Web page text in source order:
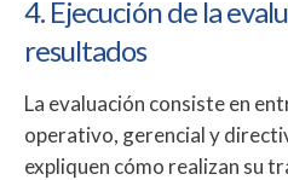
4. Ejecución de la
resultados
La evaluación consiste en
operativo, gerencial y
expliquen cómo realizan su